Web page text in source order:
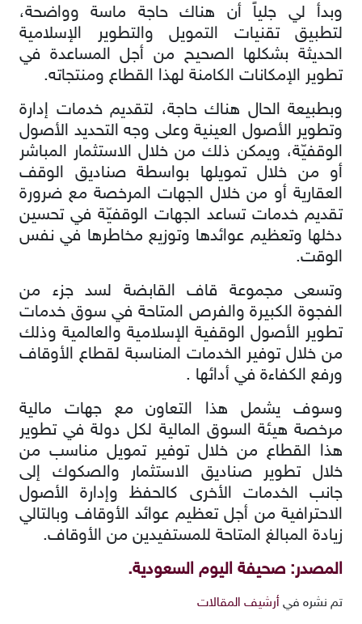
وبدأ لي جلياً أن هناك حاجة ماسة وواضحة،
لتطبيق تقنيات التمويل والتطوير الإسلامية
الحديثة بشكلها الصحيح من أجل المساعدة في
تطوير الإمكانات الكامنة لهذا القطاع ومنتجاته.
وبطبيعة الحال هناك حاجة، لتقديم خدمات إدارة
وتطوير الأصول العينية وعلى وجه التحديد الأصول
الوقفيّة، ويمكن ذلك من خلال الاستثمار المباشر
أو من خلال تمويلها بواسطة صناديق الوقف
العقارية أو من خلال الجهات المرخصة مع ضرورة
تقديم خدمات تساعد الجهات الوقفيّة في تحسين
دخلها وتعظيم عوائدها وتوزيع مخاطرها في نفس
الوقت.
وتسعى مجموعة قاف القابضة لسد جزء من
الفجوة الكبيرة والفرص المتاحة في سوق خدمات
تطوير الأصول الوقفية الإسلامية والعالمية وذلك
من خلال توفير الخدمات المناسبة لقطاع الأوقاف
ورفع الكفاءة في أدائها .
وسوف يشمل هذا التعاون مع جهات مالية
مرخصة هيئة السوق المالية لكل دولة في تطوير
هذا القطاع من خلال توفير تمويل مناسب من
خلال تطوير صناديق الاستثمار والصكوك إلى
جانب الخدمات الأخرى كالحفظ وإدارة الأصول
الاحترافية من أجل تعظيم عوائد الأوقاف وبالتالي
زيادة المبالغ المتاحة للمستفيدين من الأوقاف.
المصدر: صحيفة اليوم السعودية.
تم نشره في أرشيف المقالات